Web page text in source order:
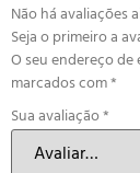
Não há avaliações
Seja o primeiro a
O seu endereço
marcados com*
Sua avaliação*